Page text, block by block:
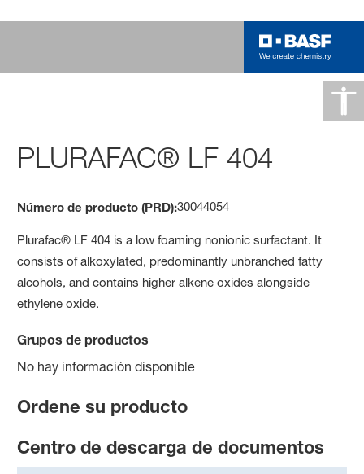
PLURAFAC® LF 404
Número de producto (PRD):30044054
Plurafac® LF 404 is a low foaming nonionic surfactant. It
consists of alkoxylated, predominantly unbranched fatty
alcohols, and contains higher alkene oxides alongside
ethylene oxide.
Grupos de productos
No hay información disponible
Ordene su producto
Centro de descarga de documentos